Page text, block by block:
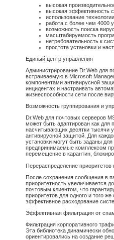
высокая
высокая эффективность
использование
работа с более чем 4000
возможность поиска
масштабируемость
нетребовательность к
простота установки и
Единый центр управления
Администрирование Dr.Web для
встраиваемую в Microsoft
компонентами антивирусной
инцидентах и настраивать
жизнеспособности сети после
Возможность группирования и
Dr.Web для почтовых серверов
может быть адаптирован как для
насчитывающих десятки тысячи
антивирусной защитой. Для
установки могут быть заданы
предпринимаемые комплексом
перемещение в карантин,
Перераспределение приоритетов
После сохранения сообщения в
приоритетность увеличивается
почтовым клиентом, что
приоритетов для одного и того
эффективное расходование
Эффективная фильтрация от
Фильтрация корпоративного
Эта библиотека динамически
ориентировались на создание